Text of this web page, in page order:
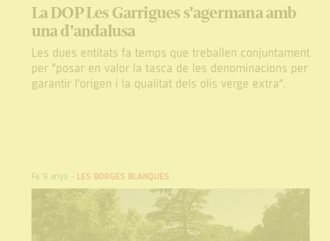
La DOP Les Garrigues s'agermana amb
una d'andalusa
Les dues entitats fa temps que treballen conjuntament
per “posar en valor la tasca de les denominacions per
garantir l'origen i la qualitat dels olis verge extra”.
Fa 9 anys - LES BORGES BLANQUES